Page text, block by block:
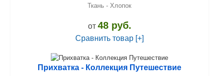
Ткань - Хлопок
от 48 руб.
Сравнить товар [+]
Прихватка - Коллекция Путешествие